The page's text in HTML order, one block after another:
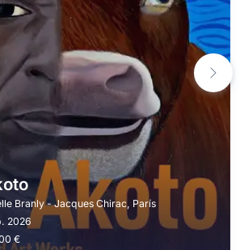
Branly - Jacques Chirac, París
2026
€